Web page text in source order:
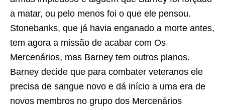
a matar, ou pelo menos foi o que ele pensou.
Stonebanks, que já havia enganado a morte antes,
tem agora a missão de acabar com Os
Mercenários, mas Barney tem outros planos.
Barney decide que para combater veteranos ele
precisa de sangue novo e dá início a uma era de
novos membros no grupo dos Mercenários